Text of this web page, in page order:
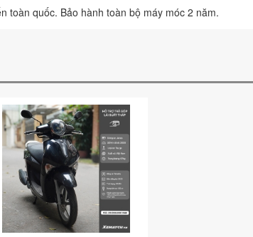
toàn quốc. Bảo hành toàn bộ máy móc 2 năm.